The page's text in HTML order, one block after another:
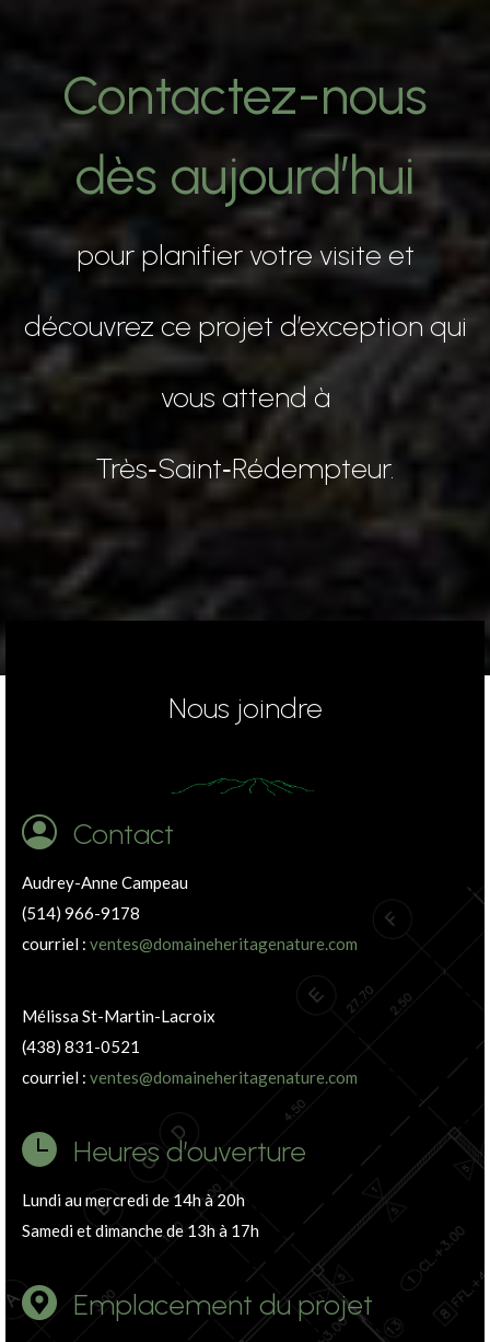
Contactez-nous
dès aujourd’hui
pour planifier votre visite et
découvrez ce projet d’exception qui
vous attend à
Très‑Saint‑Rédempteur.
Nous joindre
Contact
Audrey-Anne Campeau
(514) 966-9178
courriel : ventes@domaineheritagenature.com
Mélissa St-Martin-Lacroix
(438) 831-0521
courriel : ventes@domaineheritagenature.com
Heures d’ouverture
Lundi au mercredi de 14h à 20h
Samedi et dimanche de 13h à 17h
Emplacement du projet